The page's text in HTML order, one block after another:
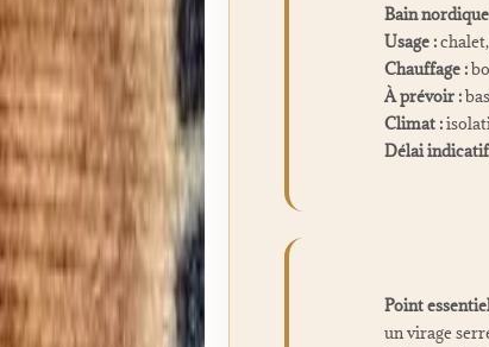
Bain
Usage :
Chauffage :
À prévoir :
Climat :
Délai
Point
un virage